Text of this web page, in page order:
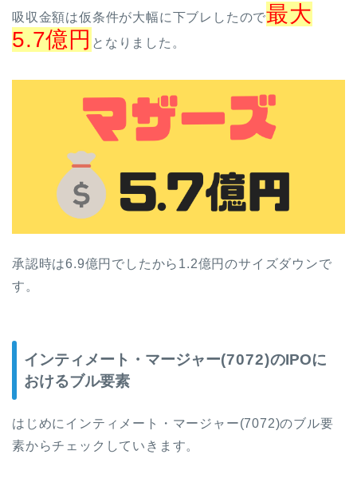
吸収金額は仮条件が大幅に下ブレしたので最大
5.7億円 となりました。
承認時は6.9億円でしたから1.2億円のサイズダウンで
す。
インティメート・マージャー(7072)のIPOに
おけるブル要素
はじめにインティメート・マージャー(7072)のブル要
素からチェックしていきます。